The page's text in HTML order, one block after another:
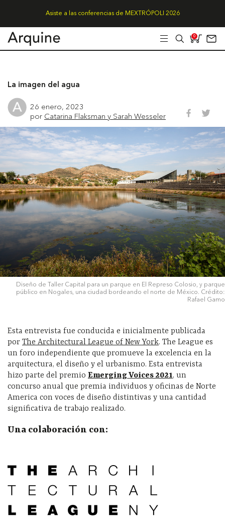
Asiste a las conferencias de MEXTRÓPOLI 2026
0
La imagen del agua
26 enero, 2023
por Catarina Flaksman y Sarah Wesseler
Diseño de Taller Capital para un parque en El Represo Colosio, y parque
público en Nogales, una ciudad bordeando el norte de México. Crédito:
Rafael Gamo
Esta entrevista fue conducida e inicialmente publicada
por The Architectural League of New York. The League es
un foro independiente que promueve la excelencia en la
arquitectura, el diseño y el urbanismo. Esta entrevista
hizo parte del premio Emerging Voices 2021, un
concurso anual que premia individuos y oficinas de Norte
America con voces de diseño distintivas y una cantidad
significativa de trabajo realizado.
Una colaboración con: